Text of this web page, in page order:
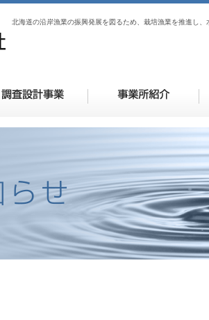
北海道の沿岸漁業の振興発展を図るため、栽培漁業を推進し